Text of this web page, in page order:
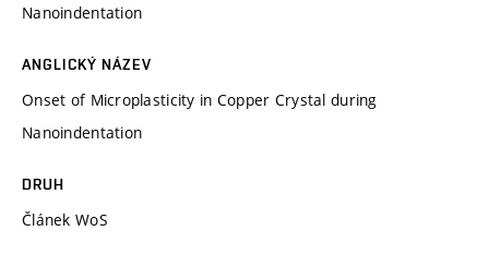
Nanoindentation
ANGLICKÝ NÁZEV
Onset of Microplasticity in Copper Crystal during
Nanoindentation
DRUH
Článek WoS